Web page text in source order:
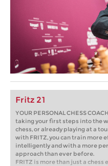
Fritz 21
YOUR PERSONAL CHESS
taking your first steps into the
chess, or already playing at a
with FRITZ, you can train more
intelligently and with a more
approach than ever before.
FRITZ is more than just a chess